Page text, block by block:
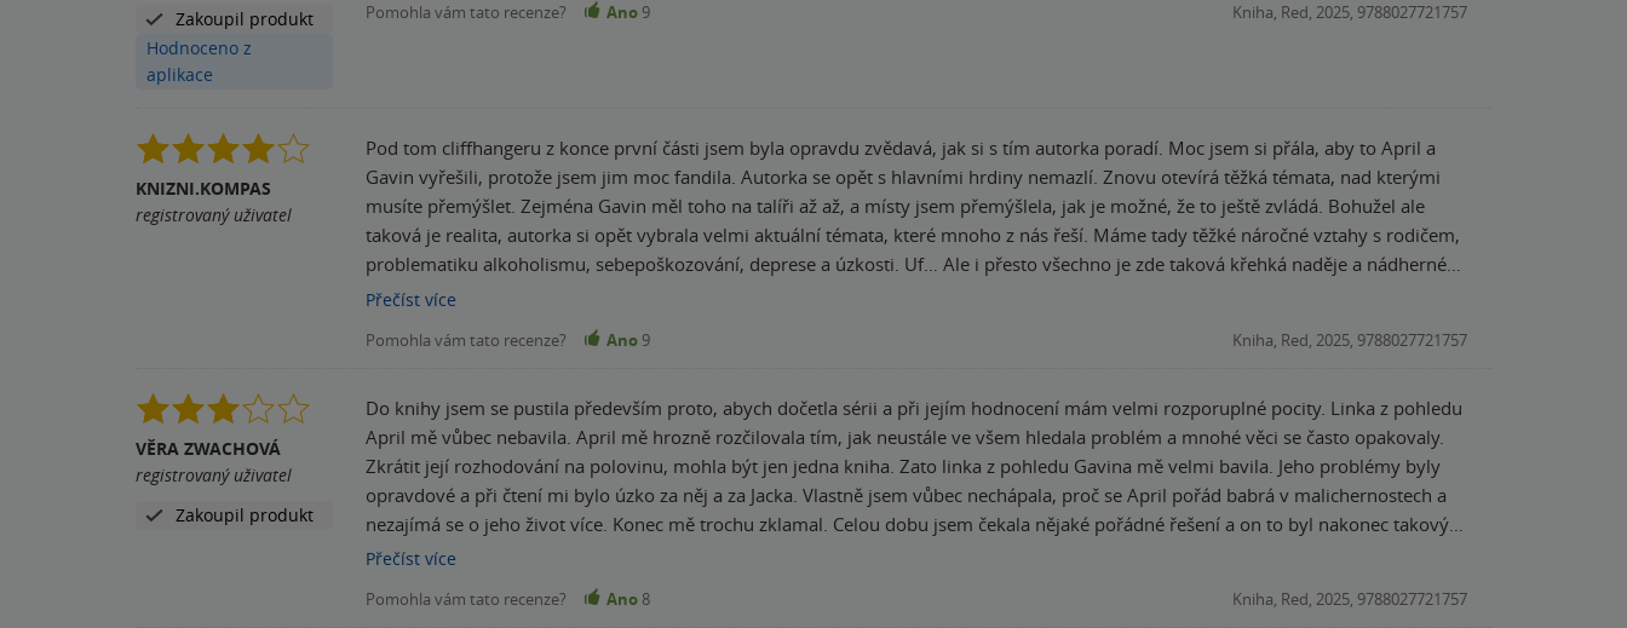
Zakoupil produkt
Hodnoceno z
aplikace
Pomohla vám tato recenze? Ano 9 Kniha, Red, 2025, 9788027721757
KNIZNI.KOMPAS
registrovaný uživatel
Pod tom cliffhangeru z konce první části jsem byla opravdu zvědavá, jak si s tím autorka poradí. Moc jsem si přála, aby to April a
Gavin vyřešili, protože jsem jim moc fandila. Autorka se opět s hlavními hrdiny nemazlí. Znovu otevírá těžká témata, nad kterými
musíte přemýšlet. Zejména Gavin měl toho na talíři až až, a místy jsem přemýšlela, jak je možné, že to ještě zvládá. Bohužel ale
taková je realita, autorka si opět vybrala velmi aktuální témata, které mnoho z nás řeší. Máme tady těžké náročné vztahy s rodičem,
problematiku alkoholismu, sebepoškozování, deprese a úzkosti. Uf… Ale i přesto všechno je zde taková křehká naděje a nádherné
vztahy plné lásky, přátelství, a porozumění. Uvítala bych, kdyby postavy uměli líp komunikovat, a nechovali se místy jako malé děti
Sage a Luca dostali i tak svůj prostor, takže za mě velká spokojenost. Za poskytnutí knížky k recenzi moc děkuji @knihydobrovsky!
Přečíst více
Pomohla vám tato recenze? Ano 9 Kniha, Red, 2025, 9788027721757
VĚRA ZWACHOVÁ
registrovaný uživatel
Zakoupil produkt
Do knihy jsem se pustila především proto, abych dočetla sérii a při jejím hodnocení mám velmi rozporuplné pocity. Linka z pohledu
April mě vůbec nebavila. April mě hrozně rozčilovala tím, jak neustále ve všem hledala problém a mnohé věci se často opakovaly.
Zkrátit její rozhodování na polovinu, mohla být jen jedna kniha. Zato linka z pohledu Gavina mě velmi bavila. Jeho problémy byly
opravdové a při čtení mi bylo úzko za něj a za Jacka. Vlastně jsem vůbec nechápala, proč se April pořád babrá v malichernostech a
nezajímá se o jeho život více. Konec mě trochu zklamal. Celou dobu jsem čekala nějaké pořádné řešení a on to byl nakonec takový
trochu Deux ex machine. První dva díly se mi líbily mnohem víc
Přečíst více
Pomohla vám tato recenze? Ano 8 Kniha, Red, 2025, 9788027721757